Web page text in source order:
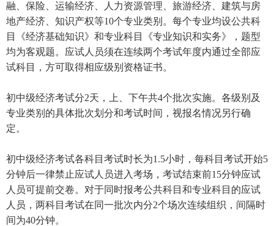
融、保险、运输经济、人力资源管理、旅游经济、建筑与房
地产经济、知识产权等10个专业类别。每个专业均设公共科
目《经济基础知识》和专业科目《专业知识和实务》，题型
均为客观题。应试人员须在连续两个考试年度内通过全部应
试科目，方可取得相应级别资格证书。
初中级经济考试分2天，上、下午共4个批次实施。各级别及
专业类别的具体批次划分和考试时间，视报名情况另行确
定。
初中级经济考试各科目考试时长为1.5小时，每科目考试开始5
分钟后一律禁止应试人员进入考场，考试结束前15分钟应试
人员可提前交卷。对于同时报考公共科目和专业科目的应试
人员，两科目考试在同一批次内分2个场次连续组织，间隔时
间为40分钟。